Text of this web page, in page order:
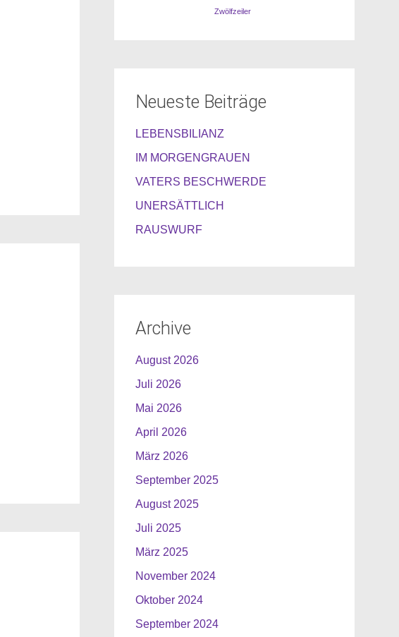
Zwölfzeiler
Neueste Beiträge
LEBENSBILIANZ
IM MORGENGRAUEN
VATERS BESCHWERDE
UNERSÄTTLICH
RAUSWURF
Archive
August 2026
Juli 2026
Mai 2026
April 2026
März 2026
September 2025
August 2025
Juli 2025
März 2025
November 2024
Oktober 2024
September 2024